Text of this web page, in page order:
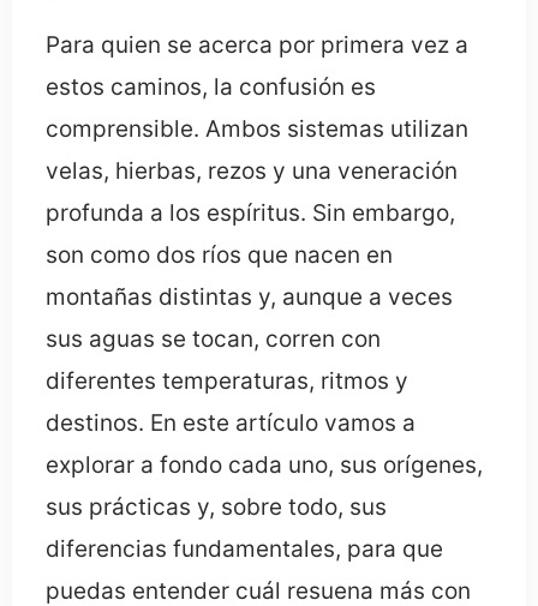
Para quien se acerca por primera vez a
estos caminos, la confusión es
comprensible. Ambos sistemas utilizan
velas, hierbas, rezos y una veneración
profunda a los espíritus. Sin embargo,
son como dos ríos que nacen en
montañas distintas y, aunque a veces
sus aguas se tocan, corren con
diferentes temperaturas, ritmos y
destinos. En este artículo vamos a
explorar a fondo cada uno, sus orígenes,
sus prácticas y, sobre todo, sus
diferencias fundamentales, para que
puedas entender cuál resuena más con